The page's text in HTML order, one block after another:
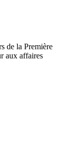
de la Première
aux affaires